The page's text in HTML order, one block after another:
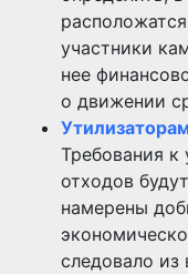
участники
нее
о движении
Требования к
отходов
намерены
следовало из